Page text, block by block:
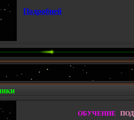
Подробней
ОБУЧЕНИЕ